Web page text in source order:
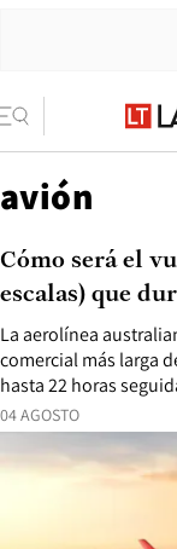
avión
04 AGOSTO
La aerolínea
comercial más larga
hasta 22 horas
Cómo será el
escalas) que